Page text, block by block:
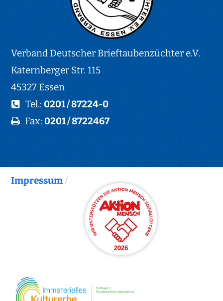
Verband Deutscher Brieftaubenzüchter e.V.
Katernberger Str. 115
45327 Essen
Tel.:0201 / 87224-0
Fax:0201 / 8722467
Impressum/